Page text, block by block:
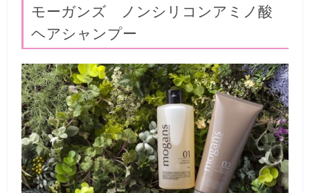
モーガンズ ノンシリコンアミノ酸
ヘアシャンプー